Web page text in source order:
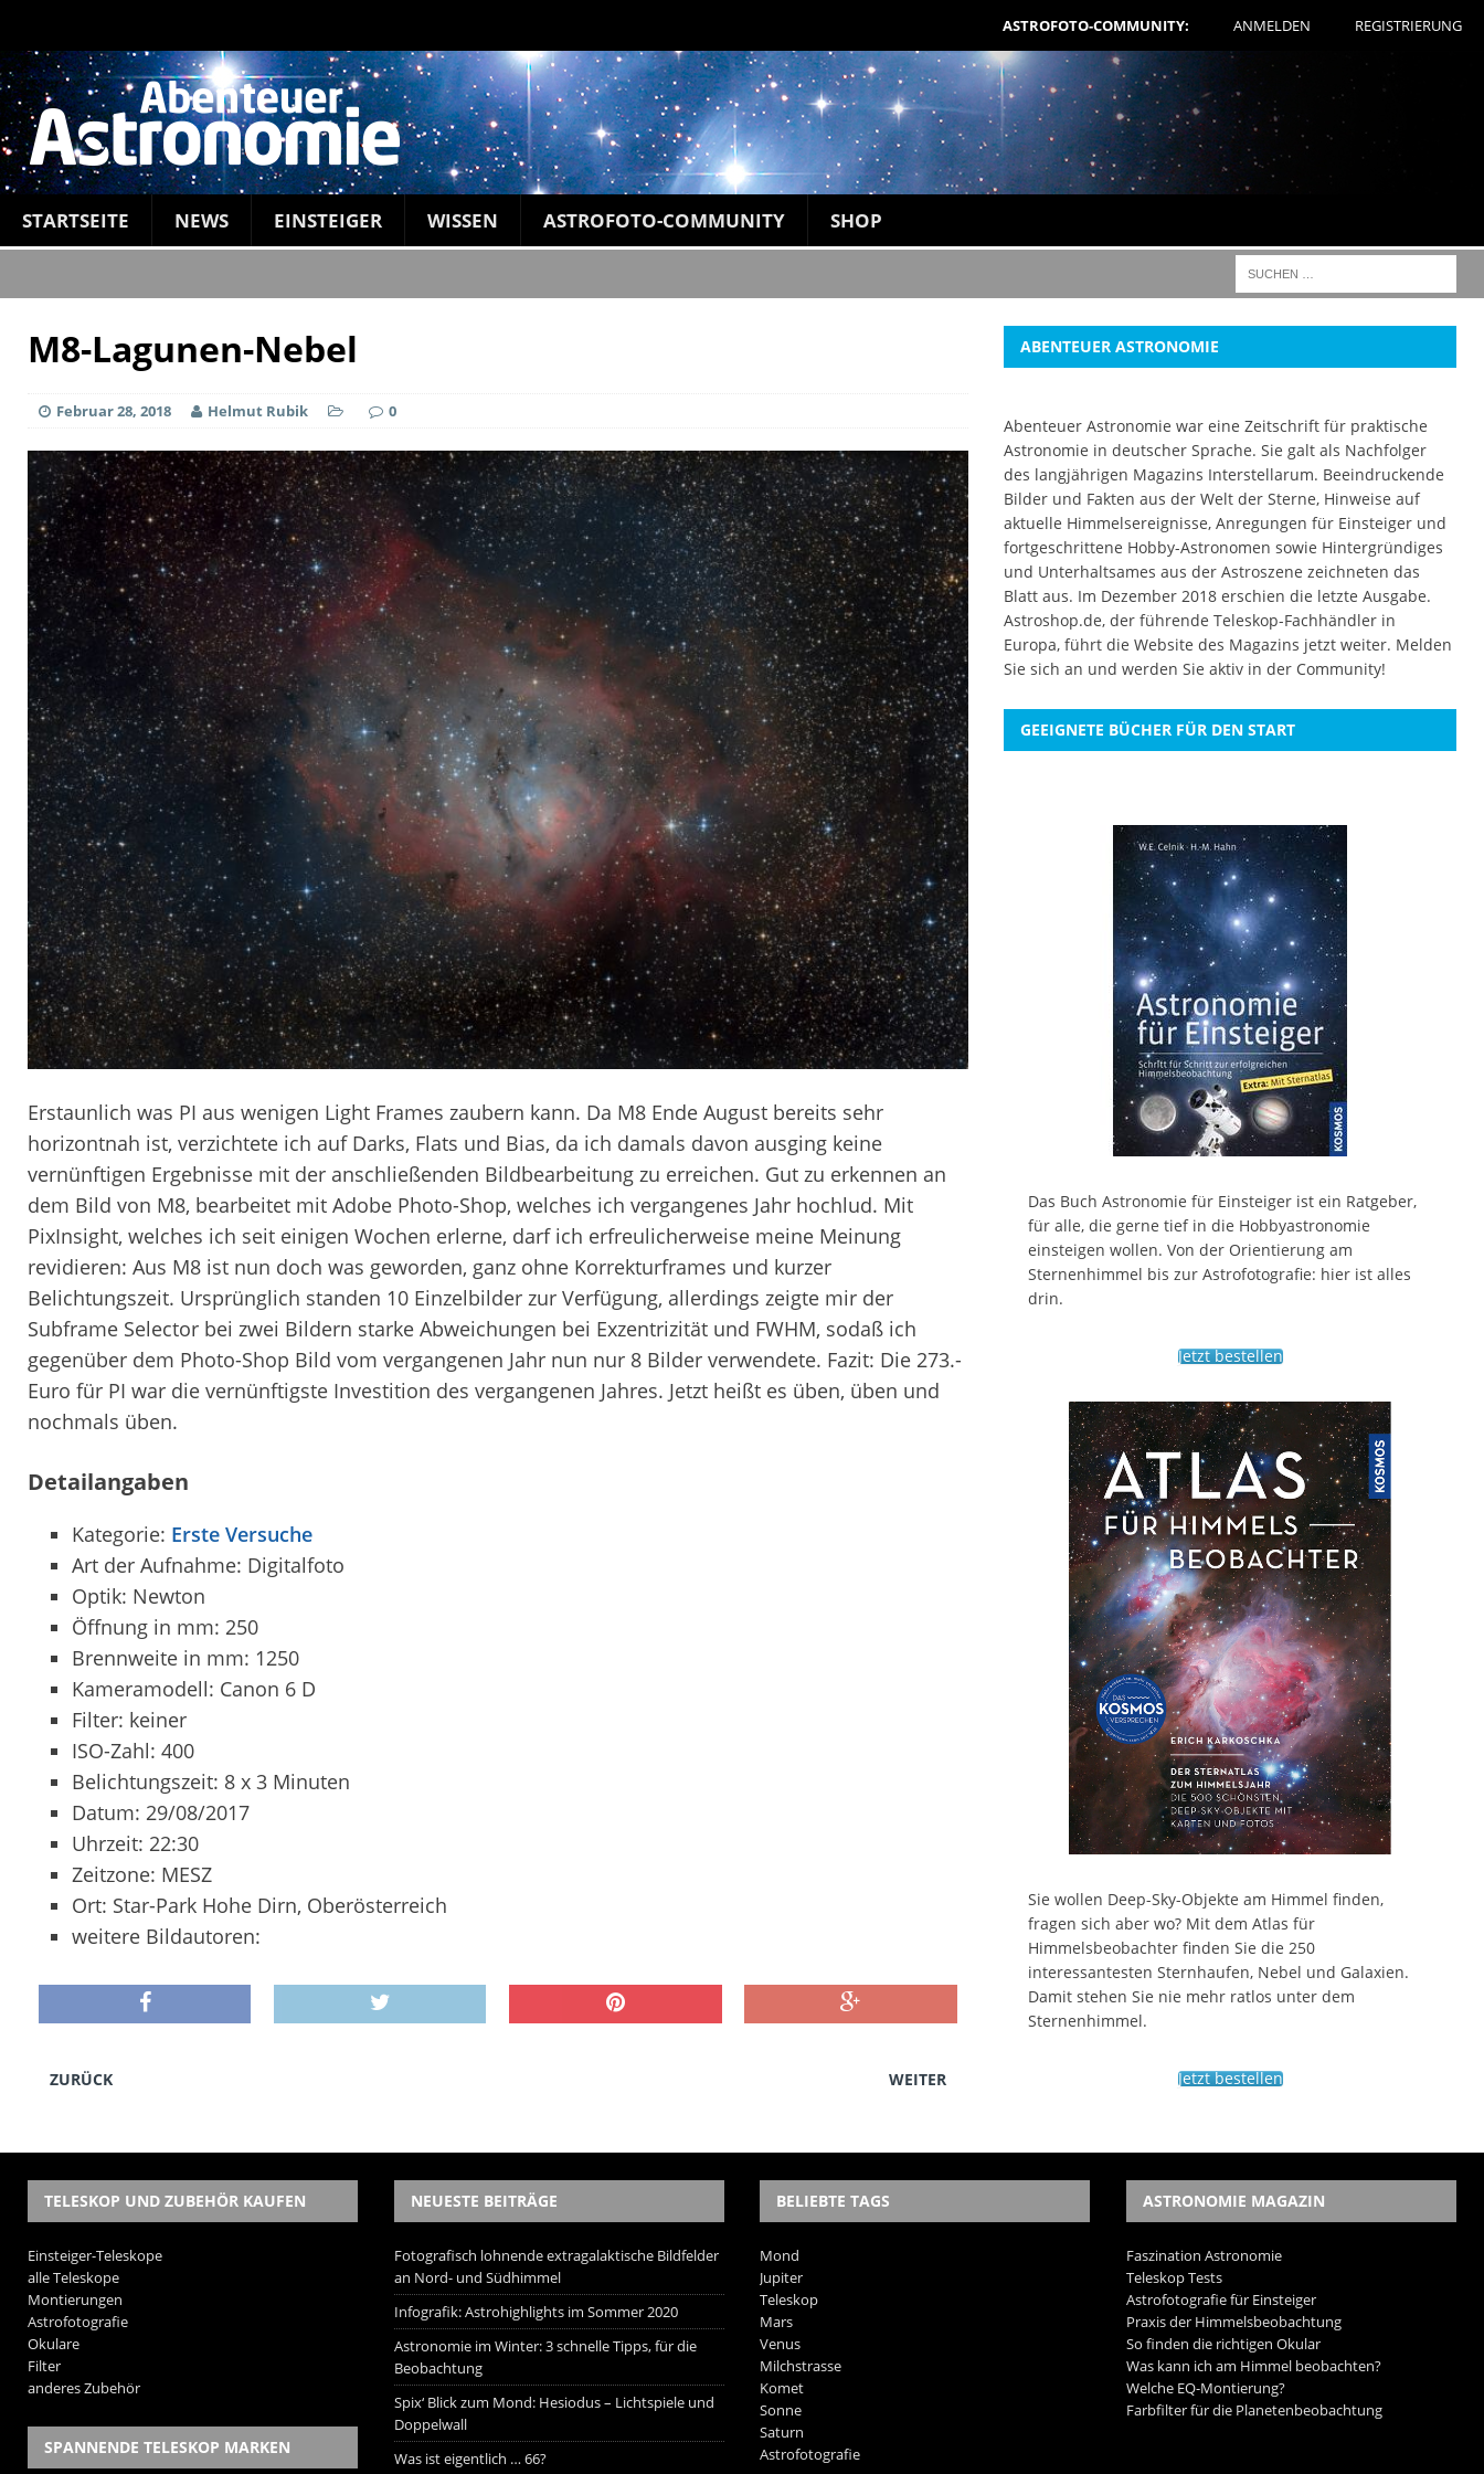
ASTROFOTO-COMMUNITY: ANMELDEN REGISTRIERUNG
STARTSEITE NEWS EINSTEIGER WISSEN ASTROFOTO-COMMUNITY SHOP
M8-Lagunen-Nebel
Februar 28, 2018 Helmut Rubik 0
Erstaunlich was PI aus wenigen Light Frames zaubern kann. Da M8 Ende August bereits sehr
horizontnah ist, verzichtete ich auf Darks, Flats und Bias, da ich damals davon ausging keine
vernünftigen Ergebnisse mit der anschließenden Bildbearbeitung zu erreichen. Gut zu erkennen an
dem Bild von M8, bearbeitet mit Adobe Photo-Shop, welches ich vergangenes Jahr hochlud. Mit
PixInsight, welches ich seit einigen Wochen erlerne, darf ich erfreulicherweise meine Meinung
revidieren: Aus M8 ist nun doch was geworden, ganz ohne Korrekturframes und kurzer
Belichtungszeit. Ursprünglich standen 10 Einzelbilder zur Verfügung, allerdings zeigte mir der
Subframe Selector bei zwei Bildern starke Abweichungen bei Exzentrizität und FWHM, sodaß ich
gegenüber dem Photo-Shop Bild vom vergangenen Jahr nun nur 8 Bilder verwendete. Fazit: Die 273.-
Euro für PI war die vernünftigste Investition des vergangenen Jahres. Jetzt heißt es üben, üben und
nochmals üben.
Detailangaben
Kategorie: Erste Versuche
Art der Aufnahme: Digitalfoto
Optik: Newton
Öffnung in mm: 250
Brennweite in mm: 1250
Kameramodell: Canon 6 D
Filter: keiner
ISO-Zahl: 400
Belichtungszeit: 8 x 3 Minuten
Datum: 29/08/2017
Uhrzeit: 22:30
Zeitzone: MESZ
Ort: Star-Park Hohe Dirn, Oberösterreich
weitere Bildautoren:
ZURÜCK WEITER
ABENTEUER ASTRONOMIE
Abenteuer Astronomie war eine Zeitschrift für praktische
Astronomie in deutscher Sprache. Sie galt als Nachfolger
des langjährigen Magazins Interstellarum. Beeindruckende
Bilder und Fakten aus der Welt der Sterne, Hinweise auf
aktuelle Himmelsereignisse, Anregungen für Einsteiger und
fortgeschrittene Hobby-Astronomen sowie Hintergründiges
und Unterhaltsames aus der Astroszene zeichneten das
Blatt aus. Im Dezember 2018 erschien die letzte Ausgabe.
Astroshop.de, der führende Teleskop-Fachhändler in
Europa, führt die Website des Magazins jetzt weiter. Melden
Sie sich an und werden Sie aktiv in der Community!
GEEIGNETE BÜCHER FÜR DEN START
Das Buch Astronomie für Einsteiger ist ein Ratgeber,
für alle, die gerne tief in die Hobbyastronomie
einsteigen wollen. Von der Orientierung am
Sternenhimmel bis zur Astrofotografie: hier ist alles
drin.
Jetzt bestellen
Sie wollen Deep-Sky-Objekte am Himmel finden,
fragen sich aber wo? Mit dem Atlas für
Himmelsbeobachter finden Sie die 250
interessantesten Sternhaufen, Nebel und Galaxien.
Damit stehen Sie nie mehr ratlos unter dem
Sternenhimmel.
Jetzt bestellen
TELESKOP UND ZUBEHÖR KAUFEN
Einsteiger-Teleskope
alle Teleskope
Montierungen
Astrofotografie
Okulare
Filter
anderes Zubehör
SPANNENDE TELESKOP MARKEN
NEUESTE BEITRÄGE
Fotografisch lohnende extragalaktische Bildfelder
an Nord- und Südhimmel
Infografik: Astrohighlights im Sommer 2020
Astronomie im Winter: 3 schnelle Tipps, für die
Beobachtung
Spix‘ Blick zum Mond: Hesiodus – Lichtspiele und
Doppelwall
Was ist eigentlich … 66?
BELIEBTE TAGS
Mond
Jupiter
Teleskop
Mars
Venus
Milchstrasse
Komet
Sonne
Saturn
Astrofotografie
ASTRONOMIE MAGAZIN
Faszination Astronomie
Teleskop Tests
Astrofotografie für Einsteiger
Praxis der Himmelsbeobachtung
So finden die richtigen Okular
Was kann ich am Himmel beobachten?
Welche EQ-Montierung?
Farbfilter für die Planetenbeobachtung